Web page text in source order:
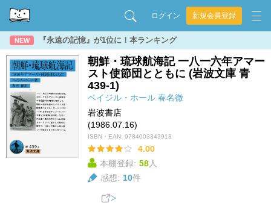
ログイン 新規会員登録
NEW 『永遠の記憶』が1位に！本ランキング
朝鮮・琉球航海記 一八一六年アマー
スト使節団とともに (岩波文庫 青
439-1)
ベイジル・ホール 春名徹
岩波書店
(1986.07.16)
ISBN・EAN: 9784003343913
4.00
本棚登録: 58人
感想: 10件